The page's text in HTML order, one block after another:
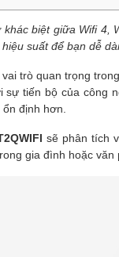
biệt giữa Wifi 4,
suất để bạn dễ
trò quan trọng
tiến bộ của công
định hơn.
sẽ phân tích
gia đình hoặc